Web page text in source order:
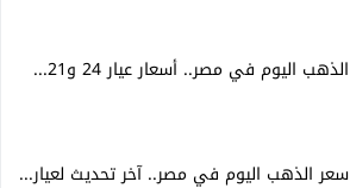
الذهب اليوم في مصر.. أسعار عيار 24 و21...
سعر الذهب اليوم في مصر.. آخر تحديث لعيار...